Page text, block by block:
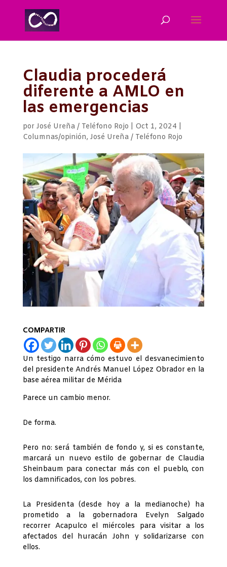
Claudia procederá
diferente a AMLO en
las emergencias
por José Ureña / Teléfono Rojo Oct 1, 2024
Columnas/opinión, José Ureña / Teléfono Rojo
COMPARTIR
Un testigo narra cómo estuvo el desvanecimiento
del presidente Andrés Manuel López Obrador en la
base aérea militar de Mérida
Parece un cambio menor.
De forma.
Pero no: será también de fondo y, si es constante,
marcará un nuevo estilo de gobernar de Claudia
Sheinbaum para conectar más con el pueblo, con
los damnificados, con los pobres.
La Presidenta (desde hoy a la medianoche) ha
prometido a la gobernadora Evelyn Salgado
recorrer Acapulco el miércoles para visitar a los
afectados del huracán John y solidarizarse con
ellos.